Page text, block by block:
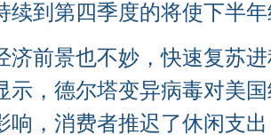
续到第四季度的将使下半
前景也不妙，快速复苏进
示，德尔塔变异病毒对美
响，消费者推迟了休闲支